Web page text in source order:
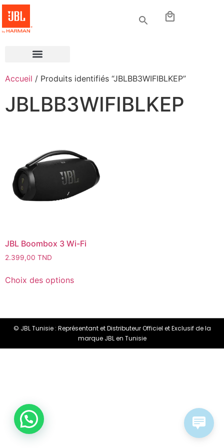
Accueil / Produits identifiés “JBLBB3WIFIBLKEP”
JBLBB3WIFIBLKEP
JBL Boombox 3 Wi-Fi
2.399,00 TND
Choix des options
© JBL Tunisie : Représentant et Distributeur Officiel et Exclusif de la
marque JBL en Tunisie